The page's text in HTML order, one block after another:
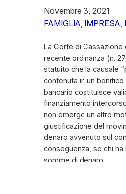
Novembre 3, 2021
FAMIGLIA, IMPRESA,
La Corte di Cassazione
recente ordinanza (n.
statuito che la causale
contenuta in un bonifico
bancario costituisce
finanziamento
non emerge un altro
giustificazione del
denaro avvenuto sul
conseguenza, se chi ha
somme di denaro…